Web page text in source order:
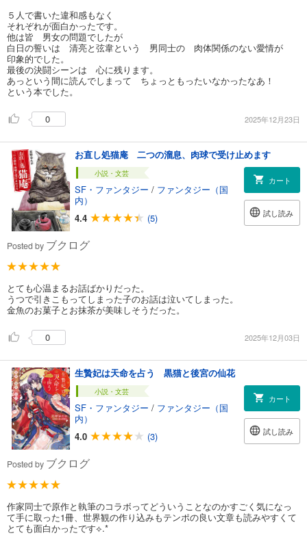
５人で書いた違和感もなく
それぞれが面白かったです。
他は皆 男女の問題でしたが
白日の誓いは 清亮と弦韋という 男同士の 肉体関係のない愛情が
印象的でした。
最後の決闘シーンは 心に残ります。
あっという間に読んでしまって ちょっともったいなかったなあ！
という本でした。
0 2025年12月23日
お直し処猫庵 二つの溜息、肉球で受け止めます
小説・文芸
SF・ファンタジー / ファンタジー（国
内）
4.4
(5)
カート
試し読み
Posted by ブクログ
とても心温まるお話ばかりだった。
うつで引きこもってしまった子のお話は泣いてしまった。
金魚のお菓子とお抹茶が美味しそうだった。
0 2025年12月03日
生贄妃は天命を占う 黒猫と後宮の仙花
小説・文芸
SF・ファンタジー / ファンタジー（国
内）
4.0
(3)
カート
試し読み
Posted by ブクログ
作家同士で原作と執筆のコラボってどういうことなのかすごく気になっ
て手に取った1冊、世界観の作り込みもテンポの良い文章も読みやすくて
とても面白かったです⟡.*